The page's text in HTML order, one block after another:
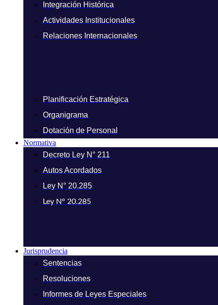
Integración Histórica
Actividades Institucionales
Relaciones Internacionales
Planificación Estratégica
Organigrama
Dotación de Personal
Normativa
Decreto Ley N° 211
Autos Acordados
Ley N° 20.285
Ley N° 20.285
Jurisprudencia
Sentencias
Resoluciones
Informes de Leyes Especiales